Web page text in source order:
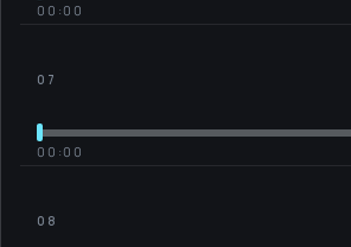
00:00
07
00:00
08